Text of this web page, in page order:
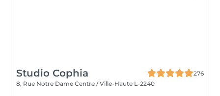
Studio Cophia
276
8, Rue Notre Dame Centre / Ville-Haute L-2240